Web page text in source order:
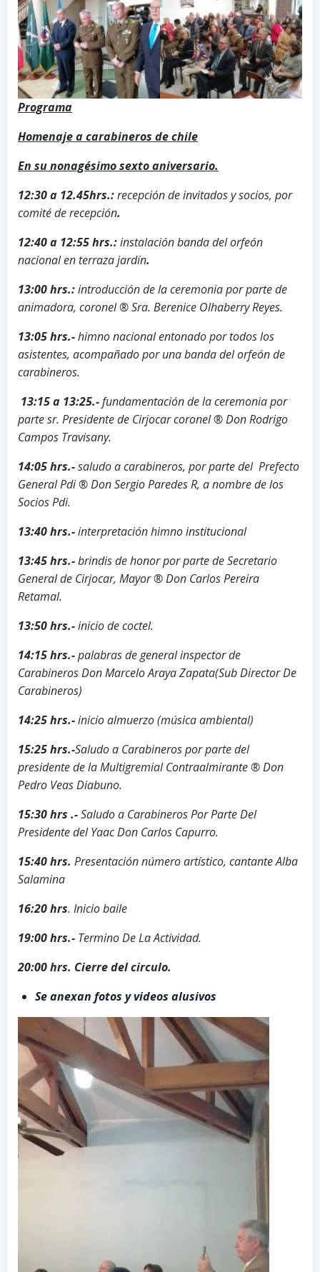
Programa
Homenaje a carabineros de chile
En su nonagésimo sexto aniversario.
12:30 a 12.45hrs.:recepción de invitados y socios, por
comité de recepción.
12:40 a 12:55 hrs.:instalación banda del orfeón
nacional en terraza jardín.
13:00 hrs.:introducción de la ceremonia por parte de
animadora, coronel ® Sra. Berenice Olhaberry Reyes.
13:05 hrs.-himno nacional entonado por todos los
asistentes, acompañado por una banda del orfeón de
carabineros.
13:15 a 13:25.-fundamentación de la ceremonia por
parte sr. Presidente de Cirjocar coronel ® Don Rodrigo
Campos Travisany.
14:05 hrs.-saludo a carabineros, por parte del Prefecto
General Pdi ® Don Sergio Paredes R, a nombre de los
Socios Pdi.
13:40 hrs.-interpretación himno institucional
13:45 hrs.-brindisde honor por parte de Secretario
General de Cirjocar, Mayor ® Don Carlos Pereira
Retamal.
13:50 hrs.-inicio de coctel.
14:15 hrs.-palabras de general inspector de
Carabineros Don Marcelo Araya Zapata(Sub Director De
Carabineros)
14:25 hrs.-inicioalmuerzo (música ambiental)
15:25 hrs.-Saludo a Carabineros por parte del
presidente de la Multigremial Contraalmirante ® Don
Pedro Veas Diabuno.
15:30 hrs .-Saludo a Carabineros Por Parte Del
Presidente del Yaac Don Carlos Capurro.
15:40 hrs. Presentación número artístico, cantante Alba
Salamina
16:20 hrs. Inicio baile
19:00 hrs.- Termino De La Actividad.
20:00 hrs. Cierre del circulo.
Se anexan fotos y videos alusivos